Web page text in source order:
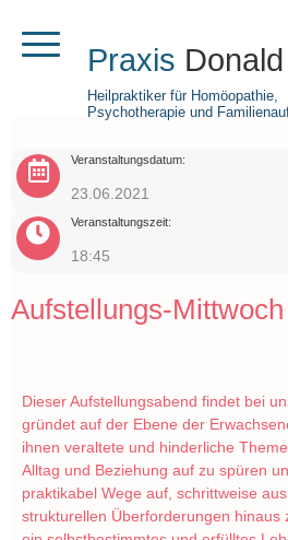
Praxis
Heilpraktiker für Homöopathie,
Psychotherapie und
Veranstaltungsdatum:
23.06.2021
Veranstaltungszeit:
18:45
Aufstellungs-Mittwoch
Dieser Aufstellungsabend findet bei
gründet auf der Ebene der
ihnen veraltete und hinderliche
Alltag und Beziehung auf zu spüren
praktikabel Wege auf, schrittweise
strukturellen Überforderungen hinaus